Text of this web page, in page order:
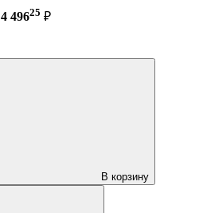
4 49625 ₽
В корзину